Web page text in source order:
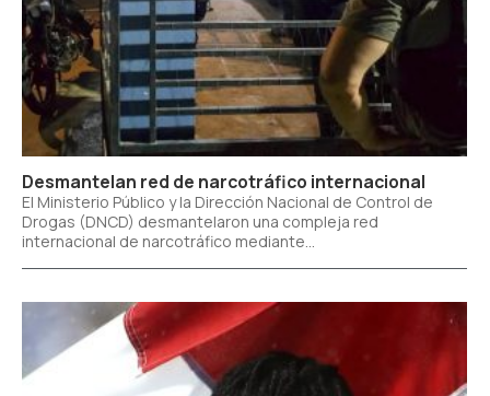
Desmantelan red de narcotráfico internacional
El Ministerio Público y la Dirección Nacional de Control de
Drogas (DNCD) desmantelaron una compleja red
internacional de narcotráfico mediante...